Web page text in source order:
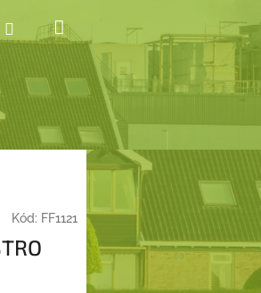
PrihlásenieNákupný
košík
Kód: FF1121